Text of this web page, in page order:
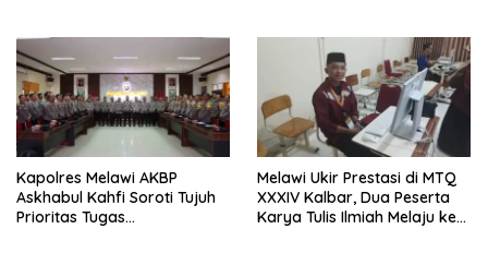
Kapolres Melawi AKBP
Askhabul Kahfi Soroti Tujuh
Prioritas Tugas
Melawi Ukir Prestasi di MTQ
XXXIV Kalbar, Dua Peserta
Karya Tulis Ilmiah Melaju ke